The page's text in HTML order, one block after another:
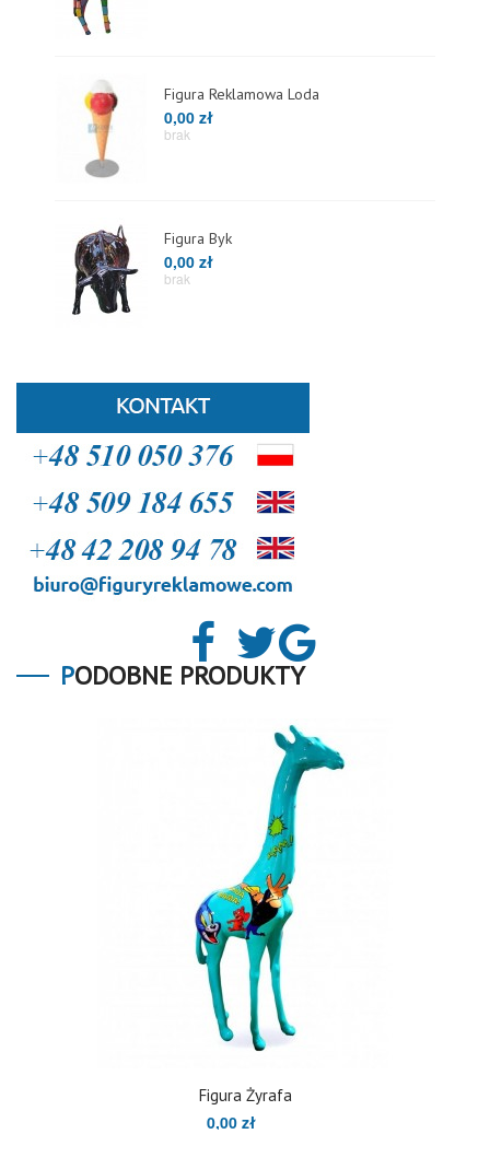
Figura Reklamowa Loda
0,00 zł
brak
Figura Byk
0,00 zł
brak
PODOBNE PRODUKTY
Figura Żyrafa
0,00 zł